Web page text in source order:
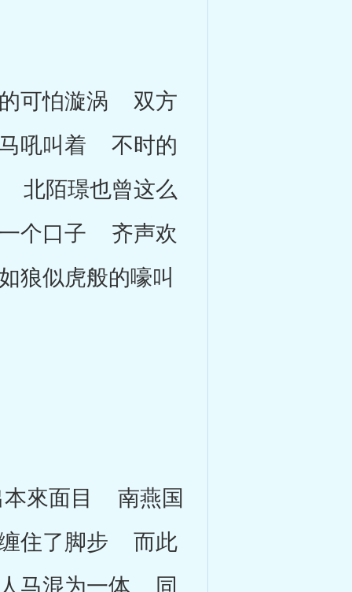
可怕漩涡 双方
吼叫着 不时的
陌璟也曾这么
个口子 齐声欢
似虎般的嚎叫
來面目 南燕国
住了脚步 而此
马混为一体 同